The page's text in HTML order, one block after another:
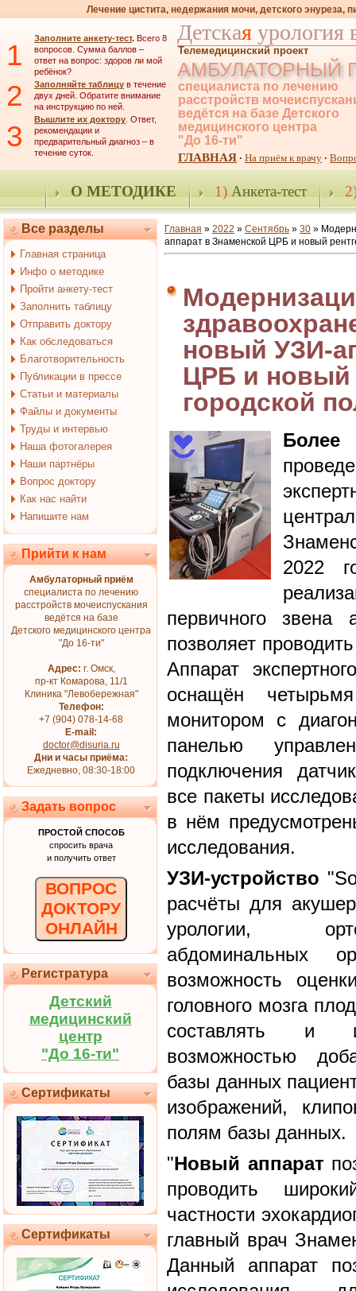
Лечение цистита, недержания мочи, детского энуреза,
1 Заполните анкету-тест. Всего 8
вопросов. Сумма баллов –
ответ на вопрос: здоров ли мой
ребёнок?
2 Заполняйте таблицу в течение
двух дней. Обратите внимание
на инструкцию по ней.
3 Вышлите их доктору. Ответ,
рекомендации и
предварительный диагноз – в
течение суток.
Детская урология
Телемедицинский проект
АМБУЛАТОРНЫЙ
специалиста по лечению
расстройств
ведётся на базе Детского
медицинского центра
"До 16-ти"
ГЛАВНАЯ · На приём к врачу ·
О МЕТОДИКЕ 1)Анкета-тест
Все разделы
Главная страница
Инфо о методике
Пройти анкету-тест
Заполнить таблицу
Отправить доктору
Как обследоваться
Благотворительность
Публикации в прессе
Статьи и материалы
Файлы и документы
Труды и интервью
Наша фотогалерея
Наши партнёры
Вопрос доктору
Как нас найти
Напишите нам
Прийти к нам
Амбулаторный приём
специалиста по лечению
расстройств мочеиспускания
ведётся на базе
Детского медицинского центра
"До 16-ти"
Адрес: г. Омск,
пр-кт Комарова, 11/1
Клиника "Левобережная"
Телефон:
+7 (904) 078-14-68
E-mail:
doctor@disuria.ru
Дни и часы приёма:
Ежедневно, 08:30-18:00
Задать вопрос
ПРОСТОЙ СПОСОБ
спросить врача
и получить ответ
ВОПРОС
ДОКТОРУ
ОНЛАЙН
Регистратура
Детский
медицинский
центр
"До 16-ти"
Сертификаты
Сертификаты
Главная » 2022 » Сентябрь » 30 »
аппарат в Знаменской ЦРБ и новый
новый УЗИ-
ЦРБ и новый
городской
Более
2022
первичного звена
позволяет
Аппарат
оснащён
монитором с
панелью
подключения
все пакеты
в нём
исследования.
УЗИ-устройство
расчёты для
урологии,
абдоминальных
возможность
головного мозга
составлять и
возможностью
базы данных
изображений,
полям базы данных.
"Новый аппарат
проводить
частности
главный врач
Данный аппарат